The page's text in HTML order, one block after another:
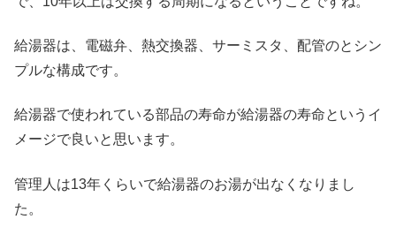
給湯器は、電磁弁、熱交換器、サーミスタ、配管のとシン
プルな構成です。
給湯器で使われている部品の寿命が給湯器の寿命というイ
メージで良いと思います。
管理人は13年くらいで給湯器のお湯が出なくなりまし
た。